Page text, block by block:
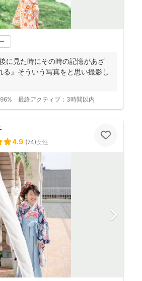
に見た時にその時の記憶があざ
る』そういう写真をと思い撮影し
96% 最終アクティブ： 3時間以内
4.9 (74)女性